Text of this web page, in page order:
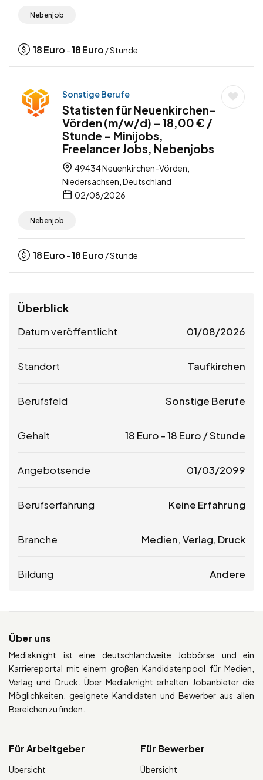
Nebenjob
18Euro -18Euro / Stunde
Sonstige Berufe
Statisten für Neuenkirchen-
Vörden (m/w/d) – 18,00 € /
Stunde – Minijobs,
Freelancer Jobs, Nebenjobs
49434 Neuenkirchen-Vörden,
Niedersachsen, Deutschland
02/08/2026
Nebenjob
18Euro -18Euro / Stunde
Überblick
Datum veröffentlicht 01/08/2026
Standort Taufkirchen
Berufsfeld Sonstige Berufe
Gehalt 18 Euro -18 Euro / Stunde
Angebotsende 01/03/2099
Berufserfahrung Keine Erfahrung
Branche Medien, Verlag, Druck
Bildung Andere
Über uns
Mediaknight ist eine deutschlandweite Jobbörse und ein
Karriereportal mit einem großen Kandidatenpool für Medien,
Verlag und Druck. Über Mediaknight erhalten Jobanbieter die
Möglichkeiten, geeignete Kandidaten und Bewerber aus allen
Bereichen zu finden.
Für Arbeitgeber
Übersicht
Für Bewerber
Übersicht